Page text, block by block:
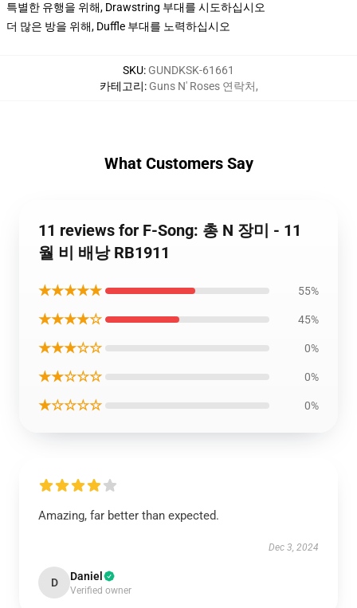
특별한 유행을 위해, Drawstring 부대를 시도하십시오
더 많은 방을 위해, Duffle 부대를 노력하십시오
SKU: GUNDKSK-61661
카테고리: Guns N' Roses 연락처,
What Customers Say
11 reviews for F-Song: 총 N 장미 - 11
월 비 배낭 RB1911
★★★★★ 55%
★★★★☆ 45%
★★★☆☆ 0%
★★☆☆☆ 0%
★☆☆☆☆ 0%
Amazing, far better than expected.
Dec 3, 2024
D Daniel
Verified owner